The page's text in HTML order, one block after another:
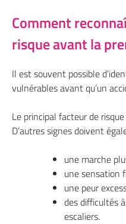
Comment
risque avant la
Il est souvent possible
vulnérables avant qu’un
Le principal facteur de
D’autres signes doivent
une marche
une sensation
une peur
des difficultés
escaliers.